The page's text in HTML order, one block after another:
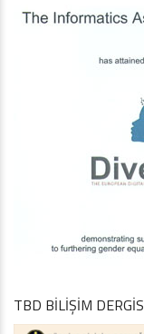
TBD BILIŞIM